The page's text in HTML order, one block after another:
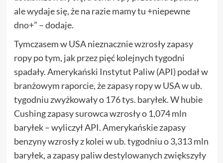
ale wydaje się, że na razie mamy tu +niepewne
dno+” – dodaje.
Tymczasem w USA nieznacznie wzrosły zapasy
ropy po tym, jak przez pięć kolejnych tygodni
spadały. Amerykański Instytut Paliw (API) podał w
branżowym raporcie, że zapasy ropy w USA w ub.
tygodniu zwyżkowały o 176 tys. baryłek. W hubie
Cushing zapasy surowca wzrosły o 1,074 mln
baryłek – wyliczył API. Amerykańskie zapasy
benzyny wzrosły z kolei w ub. tygodniu o 3,313 mln
baryłek, a zapasy paliw destylowanych zwiększyły